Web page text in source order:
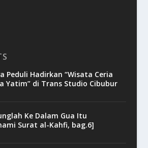
Peduli Hadirkan “Wisata Ceria
Yatim” di Trans Studio Cibubur
Ke Dalam Gua Itu
Surat al-Kahfi, bag.6]